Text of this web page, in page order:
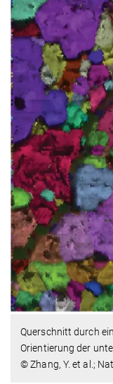
Querschnitt durch
Orientierung der
© Zhang, Y. et al.;